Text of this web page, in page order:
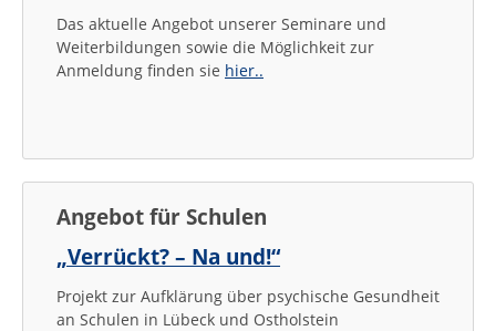
Das aktuelle Angebot unserer Seminare und
Weiterbildungen sowie die Möglichkeit zur
Anmeldung finden sie hier..
Angebot für Schulen
„Verrückt? – Na und!“
Projekt zur Aufklärung über psychische Gesundheit
an Schulen in Lübeck und Ostholstein